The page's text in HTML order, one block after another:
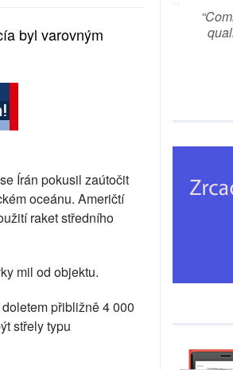
byl varovným
Írán pokusil zaútočit
oceánu. Američtí
raket středního
mil od objektu.
přibližně 4 000
střely typu